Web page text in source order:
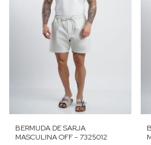
BERMUDA DE SARJA
MASCULINA OFF - 7325012